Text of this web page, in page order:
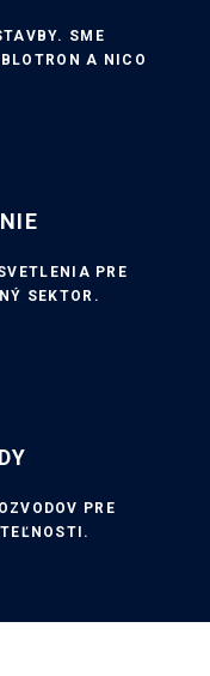
SME
A NICO
PRE
SEKTOR.
PRE